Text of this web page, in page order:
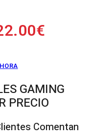
GAMING
PRECIO
Comentan